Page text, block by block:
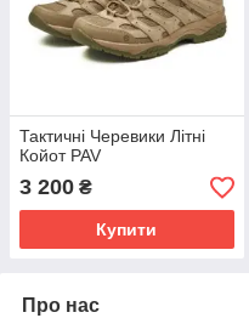
Тактичні Черевики Літні
Койот PAV
3 200 ₴
Купити
Про нас